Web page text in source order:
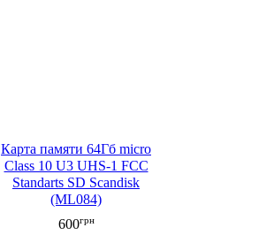
Карта памяти 64Гб micro
Class 10 U3 UHS-1 FCC
Standarts SD Scandisk
(ML084)
600грн